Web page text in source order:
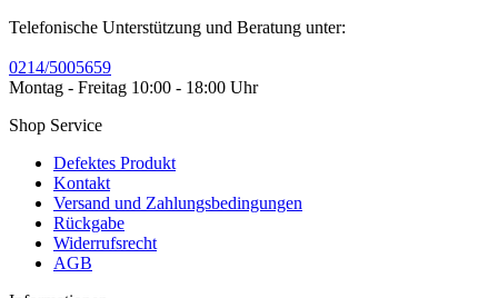
Telefonische Unterstützung und Beratung unter:
0214/5005659
Montag - Freitag 10:00 - 18:00 Uhr
Shop Service
Defektes Produkt
Kontakt
Versand und Zahlungsbedingungen
Rückgabe
Widerrufsrecht
AGB